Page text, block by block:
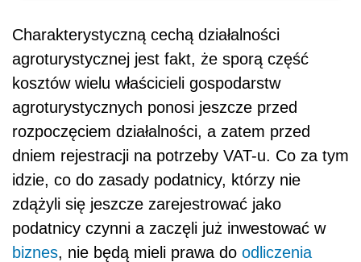
Charakterystyczną cechą działalności
agroturystycznej jest fakt, że sporą część
kosztów wielu właścicieli gospodarstw
agroturystycznych ponosi jeszcze przed
rozpoczęciem działalności, a zatem przed
dniem rejestracji na potrzeby VAT-u. Co za tym
idzie, co do zasady podatnicy, którzy nie
zdążyli się jeszcze zarejestrować jako
podatnicy czynni a zaczęli już inwestować w
biznes, nie będą mieli prawa do odliczenia